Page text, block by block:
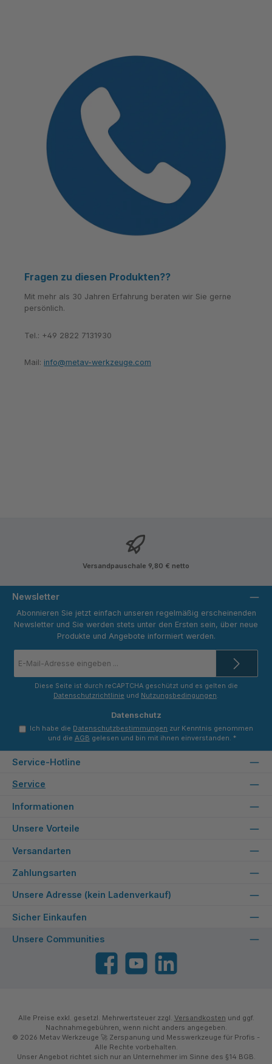
Fragen zu diesen Produkten??
Mit mehr als 30 Jahren Erfahrung beraten wir Sie gerne
persönlich.
Tel.: +49 2822 7131930
Mail: info@metav-werkzeuge.com
Versandpauschale 9,80 € netto
Newsletter
Abonnieren Sie jetzt einfach unseren regelmäßig erscheinenden
Newsletter und Sie werden stets unter den Ersten sein, über neue
Produkte und Angebote informiert werden.
Mail-
*
Diese Seite ist durch reCAPTCHA geschützt und es gelten die
Datenschutzrichtlinie und Nutzungsbedingungen.
Datenschutz
Ich habe die Datenschutzbestimmungen zur Kenntnis genommen
und die AGB gelesen und bin mit ihnen einverstanden. *
Service-Hotline
Service
Informationen
Unsere Vorteile
Versandarten
Zahlungsarten
Unsere Adresse (kein Ladenverkauf)
Sicher Einkaufen
Unsere Communities
FacebookYouTube
Alle Preise exkl. gesetzl. Mehrwertsteuer zzgl. Versandkosten und ggf.
Nachnahmegebühren, wenn nicht anders angegeben.
© 2026 Metav Werkzeuge 🚀 Zerspanung und Messwerkzeuge für Profis -
Alle Rechte vorbehalten.
Unser Angebot richtet sich nur an Unternehmer im Sinne des §14 BGB.